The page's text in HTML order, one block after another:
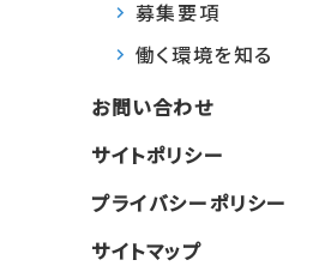
募集要項
働く環境を知る
お問い合わせ
サイトポリシー
プライバシーポリシー
サイトマップ